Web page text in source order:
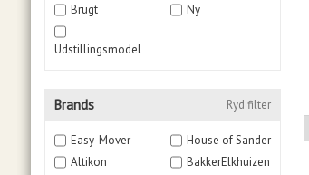
Brugt Ny
Udstillingsmodel
Brands Ryd filter
Easy-Mover
House of Sander
Altikon
BakkerElkhuizen